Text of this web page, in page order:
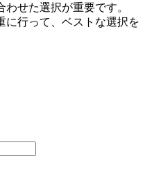
せた選択が重要です。
に行って、ベストな選択を